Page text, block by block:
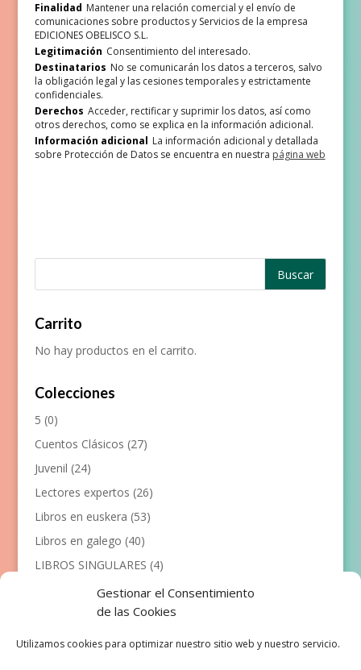
Gestionar el Consentimiento
de las Cookies
Utilizamos cookies para optimizar nuestro sitio web y nuestro servicio.
Finalidad Mantener una relación comercial y el envío de
comunicaciones sobre productos y Servicios de la empresa
EDICIONES OBELISCO S.L.
Legitimación Consentimiento del interesado.
Destinatarios No se comunicarán los datos a terceros, salvo
la obligación legal y las cesiones temporales y estrictamente
confidenciales.
Derechos Acceder, rectificar y suprimir los datos, así como
otros derechos, como se explica en la información adicional.
Información adicional La información adicional y detallada
sobre Protección de Datos se encuentra en nuestra página web
Carrito
No hay productos en el carrito.
Colecciones
5 (0)
Cuentos Clásicos (27)
Juvenil (24)
Lectores expertos (26)
Libros en euskera (53)
Libros en galego (40)
LIBROS SINGULARES (4)
Llibres en català (117)
Manualidades (53)
Primeros lectores
(101)